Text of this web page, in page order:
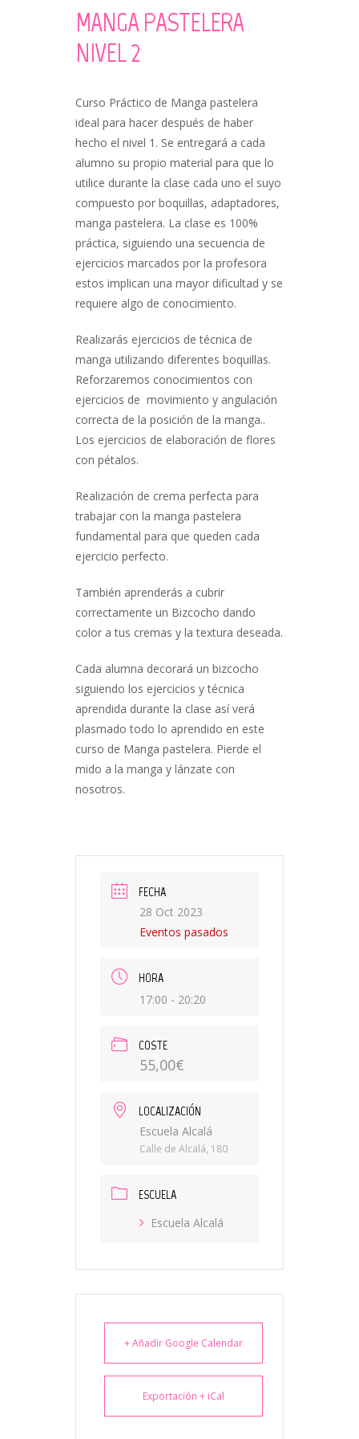
MANGA PASTELERA
NIVEL 2
Curso Práctico de Manga pastelera
ideal para hacer después de haber
hecho el nivel 1. Se entregará a cada
alumno su propio material para que lo
utilice durante la clase cada uno el suyo
compuesto por boquillas, adaptadores,
manga pastelera. La clase es 100%
práctica, siguiendo una secuencia de
ejercicios marcados por la profesora
estos implican una mayor dificultad y se
requiere algo de conocimiento.
Realizarás ejercicios de técnica de
manga utilizando diferentes boquillas.
Reforzaremos conocimientos con
ejercicios de movimiento y angulación
correcta de la posición de la manga..
Los ejercicios de elaboración de flores
con pétalos.
Realización de crema perfecta para
trabajar con la manga pastelera
fundamental para que queden cada
ejercicio perfecto.
También aprenderás a cubrir
correctamente un Bizcocho dando
color a tus cremas y la textura deseada.
Cada alumna decorará un bizcocho
siguiendo los ejercicios y técnica
aprendida durante la clase así verá
plasmado todo lo aprendido en este
curso de Manga pastelera. Pierde el
mido a la manga y lánzate con
nosotros.
FECHA
28 Oct 2023
Eventos pasados
HORA
17:00 - 20:20
COSTE
55,00€
LOCALIZACIÓN
Escuela Alcalá
Calle de Alcalá, 180
ESCUELA
Escuela Alcalá
+ Añadir Google Calendar
Exportación + iCal